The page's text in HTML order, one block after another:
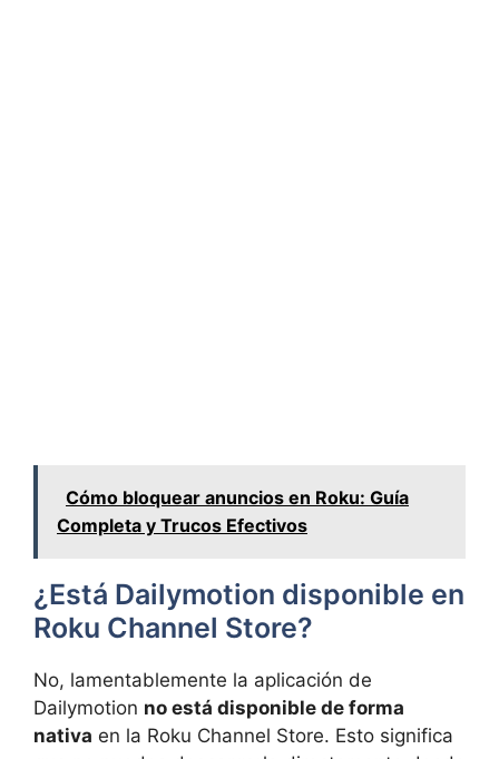
Cómo bloquear anuncios en Roku: Guía
Completa y Trucos Efectivos
¿Está Dailymotion disponible en
Roku Channel Store?
No, lamentablemente la aplicación de
Dailymotion no está disponible de forma
nativa en la Roku Channel Store. Esto significa